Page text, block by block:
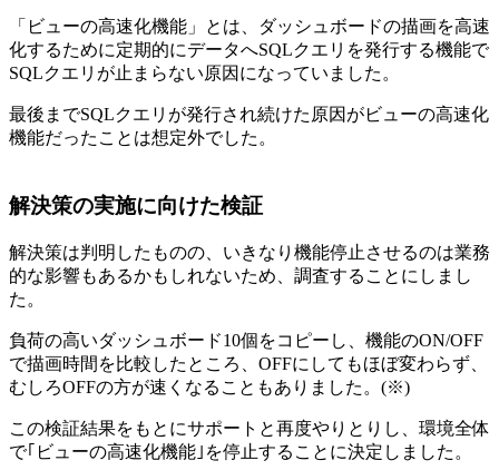
「ビューの高速化機能」とは、ダッシュボードの描画を高速
化するために定期的にデータへSQLクエリを発行する機能で
SQLクエリが止まらない原因になっていました。
最後までSQLクエリが発行され続けた原因がビューの高速化
機能だったことは想定外でした。
解決策の実施に向けた検証
解決策は判明したものの、いきなり機能停止させるのは業務
的な影響もあるかもしれないため、調査することにしまし
た。
負荷の高いダッシュボード10個をコピーし、機能のON/OFF
で描画時間を比較したところ、OFFにしてもほぼ変わらず、
むしろOFFの方が速くなることもありました。(※)
この検証結果をもとにサポートと再度やりとりし、環境全体
で｢ビューの高速化機能｣を停止することに決定しました。